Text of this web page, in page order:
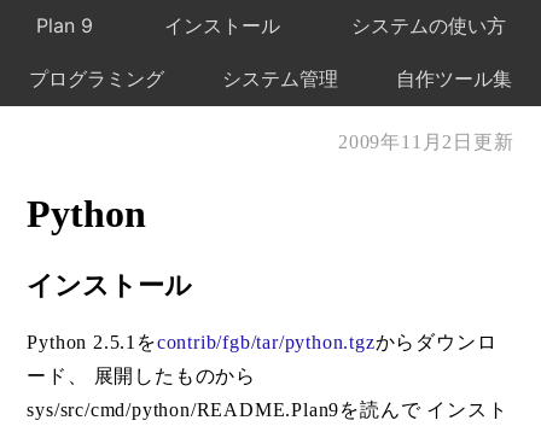
Plan 9 インストール システムの使い方
プログラミング システム管理 自作ツール集
2009年11月2日更新
Python
インストール
Python 2.5.1をcontrib/fgb/tar/python.tgzからダウンロ
ード、 展開したものから
sys/src/cmd/python/README.Plan9を読んで インスト